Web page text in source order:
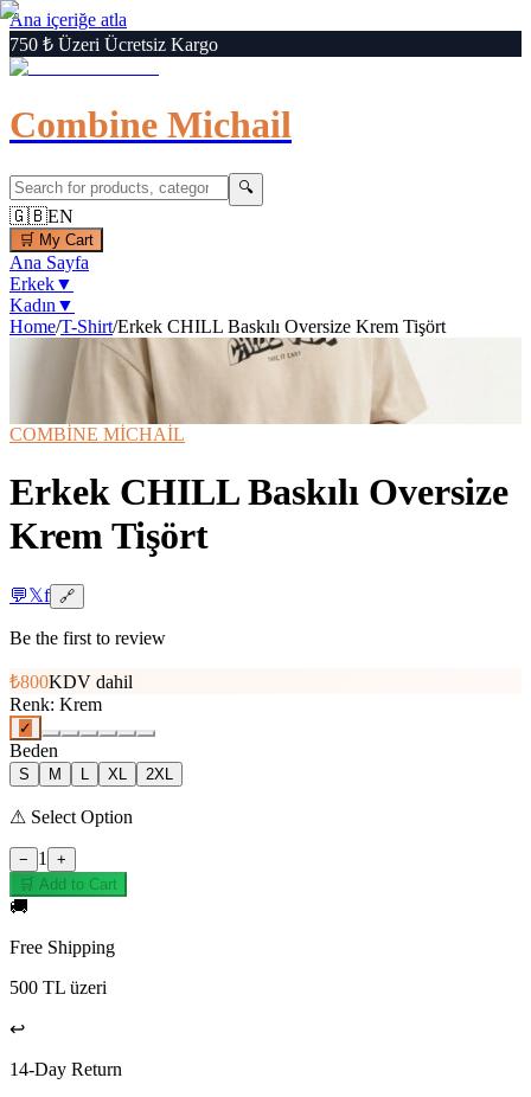
Ana içeriğe atla
750 ₺ Üzeri Ücretsiz Kargo
Combine Michail
🔍
🇬🇧EN
🛒 My Cart
Ana Sayfa
Erkek▼
Kadın ▼
Home/T-Shirt/Erkek CHILL Baskılı Oversize Krem Tişört
/ Büyüt
📦 Kargo Bedava ⚡ Hızlı Teslimat
COMBİNE MİCHAİL
Erkek CHILL Baskılı Oversize
Krem Tişört
💬𝕏f 🔗
Be the first to review
₺800KDV dahil
Renk: Krem
✓
Beden
S M XL 2XL
⚠ Select Option
− 1
+
🛒 Add to Cart
🚚
Free Shipping
500 TL üzeri
↩️
14-Day Return